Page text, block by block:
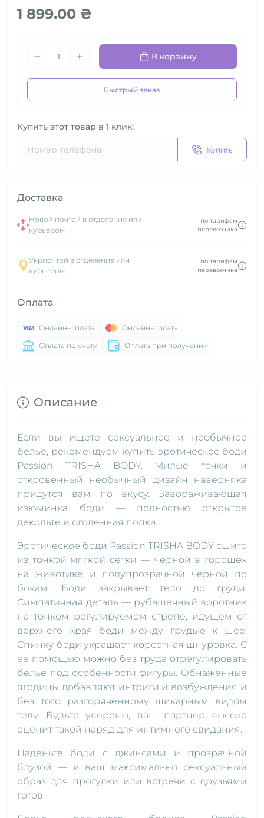
1 899.00 ₴
В корзину
Быстрый заказ
Купить этот товар в 1 клик:
Купить
Доставка
Новой почтой в отделение или
курьером
по тарифам
перевозчика
Укрпочтой в отделение или
курьером
по тарифам
перевозчика
Оплата
Онлайн-оплата
Онлайн-оплата
Оплата по счету
Оплата при получении
Описание
Если вы ищете сексуальное и необычное
белье, рекомендуем купить эротическое боди
Passion TRISHA BODY. Милые точки и
откровенный необычный дизайн наверняка
придутся вам по вкусу. Завораживающая
изюминка боди — полностью открытое
декольте и оголенная попка.
Эротическое боди Passion TRISHA BODY сшито
из тонкой мягкой сетки — черной в горошек
на животике и полупрозрачной черной по
бокам. Боди закрывает тело до груди.
Симпатичная деталь — рубашечный воротник
на тонком регулируемом стрепе, идущем от
верхнего края боди между грудью к шее.
Спинку боди украшает корсетная шнуровка. С
ее помощью можно без труда отрегулировать
белье под особенности фигуры. Обнаженные
ягодицы добавляют интриги и возбуждения и
без того разгоряченному шикарным видом
телу. Будьте уверены, ваш партнер высоко
оценит такой наряд для интимного свидания.
Наденьте боди с джинсами и прозрачной
блузой — и ваш максимально сексуальный
образ для прогулки или встречи с друзьями
готов.